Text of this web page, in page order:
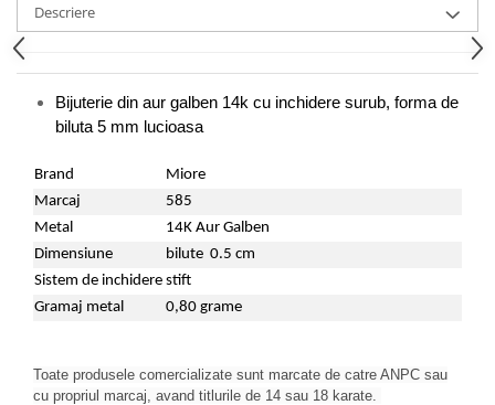
Descriere
Bijuterie din aur galben 14k cu inchidere surub, forma de
biluta 5 mm lucioasa
Brand
Miore
Marcaj
585
Metal
14K Aur Galben
Dimensiune
bilute 0.5 cm
Sistem de inchidere stift
Gramaj metal
0,80 grame
Toate produsele comercializate sunt marcate de catre ANPC sau
cu propriul marcaj, avand titlurile de 14 sau 18 karate.